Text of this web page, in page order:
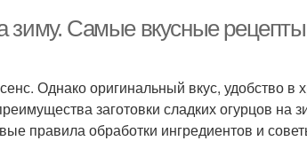
зиму. Самые вкусные рецепты
Однако оригинальный вкус, удобство в
заготовки сладких огурцов на
правила обработки ингредиентов и